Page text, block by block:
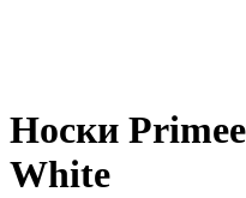
Носки
White